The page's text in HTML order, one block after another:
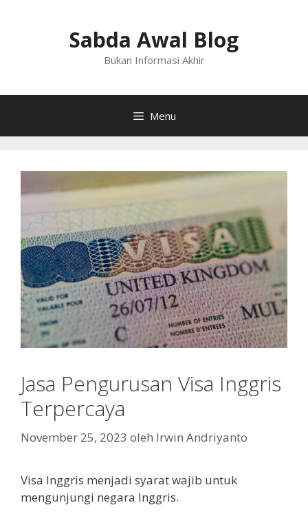
Sabda Awal Blog
Bukan Informasi Akhir
Menu
Jasa Pengurusan Visa Inggris
Terpercaya
November 25, 2023 oleh Irwin Andriyanto
Visa Inggris menjadi syarat wajib untuk
mengunjungi negara Inggris.